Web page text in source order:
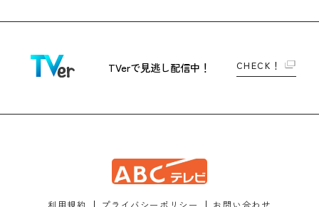
TVerで見逃し配信中！ CHECK！